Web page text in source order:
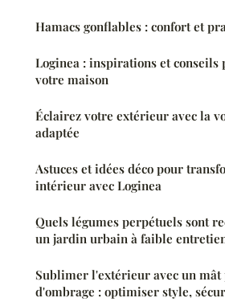
Hamacs gonflables : confort et
Loginea : inspirations et conseils
votre maison
Éclairez votre extérieur avec la
adaptée
Astuces et idées déco pour
intérieur avec Loginea
Quels légumes perpétuels sont
un jardin urbain à faible
Sublimer l'extérieur avec un mât
d'ombrage : optimiser style,